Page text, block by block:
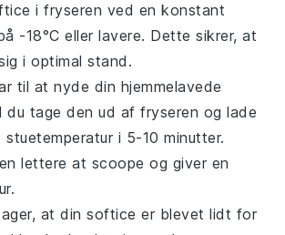
i fryseren ved en konstant
-18°C eller lavere. Dette sikrer, at
i optimal stand.
til at nyde din hjemmelavede
du tage den ud af fryseren og lade
i 5-10 minutter.
lettere at scoope og giver en
at dinsoftice er blevet lidt for